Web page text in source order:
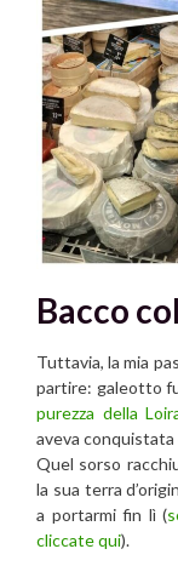
Bacco
Tuttavia, la mia
partire: galeotto
purezza della
aveva
Quel sorso
la sua terra
a portarmi fin lì (
cliccate qui).